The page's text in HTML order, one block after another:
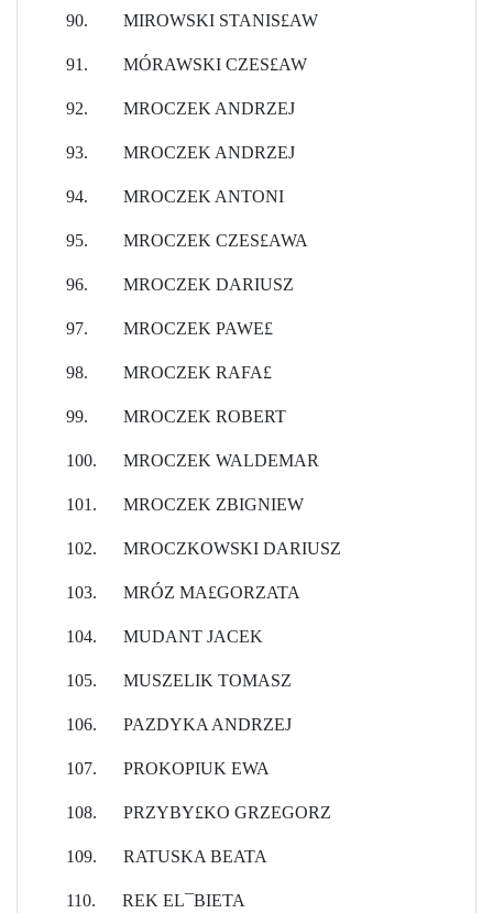
90. MIROWSKI STANIS£AW
91. MÓRAWSKI CZES£AW
92. MROCZEK ANDRZEJ
93. MROCZEK ANDRZEJ
94. MROCZEK ANTONI
95. MROCZEK CZES£AWA
96. MROCZEK DARIUSZ
97. MROCZEK PAWE£
98. MROCZEK RAFA£
99. MROCZEK ROBERT
100. MROCZEK WALDEMAR
101. MROCZEK ZBIGNIEW
102. MROCZKOWSKI DARIUSZ
103. MRÓZ MA£GORZATA
104. MUDANT JACEK
105. MUSZELIK TOMASZ
106. PAZDYKA ANDRZEJ
107. PROKOPIUK EWA
108. PRZYBY£KO GRZEGORZ
109. RATUSKA BEATA
110. REK EL¯BIETA